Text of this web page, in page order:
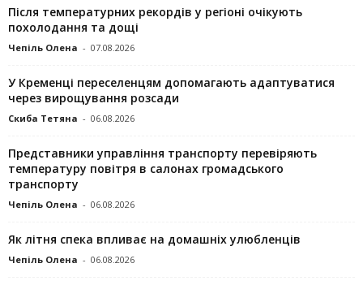
Після температурних рекордів у регіоні очікують
похолодання та дощі
Чепіль Олена - 07.08.2026
У Кременці переселенцям допомагають адаптуватися
через вирощування розсади
Скиба Тетяна - 06.08.2026
Представники управління транспорту перевіряють
температуру повітря в салонах громадського
транспорту
Чепіль Олена - 06.08.2026
Як літня спека впливає на домашніх улюбленців
Чепіль Олена - 06.08.2026